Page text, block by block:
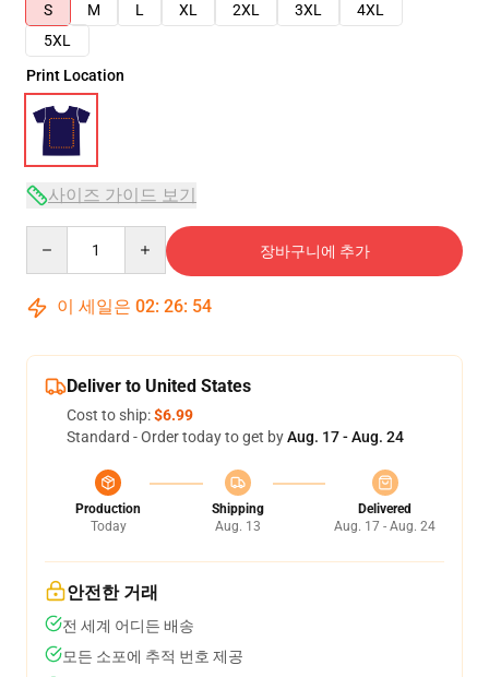
S
M L XL 2XL 3XL
4XL
5XL
Print Location
사이즈 가이드 보기
장바구니에 추가
이 세일은 02: 26: 54
Deliver to United States
Cost to ship:$6.99
Standard - Order today to get byAug. 17 - Aug. 24
Production
Today
Shipping
Aug. 13
Delivered
Aug. 17 - Aug. 24
안전한 거래
전 세계 어디든 배송
모든 소포에 추적 번호 제공